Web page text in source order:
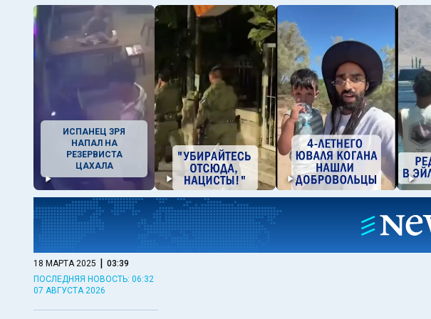
ИСПАНЕЦ ЗРЯ
НАПАЛ НА
РЕЗЕРВИСТА
ЦАХАЛА
18 МАРТА 2025 | 03:39
ПОСЛЕДНЯЯ НОВОСТЬ: 06:32
07 АВГУСТА 2026